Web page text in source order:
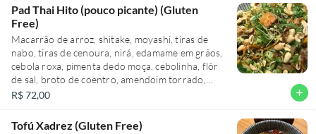
Pad Thai Hito (pouco picante) (Gluten
Free)
Macarrão de arroz, shitake, moyashi, tiras de
nabo, tiras de cenoura, nirá, edamame em grãos,
cebola roxa, pimenta dedo moça, cebolinha, flôr
de sal, broto de coentro, amendoim torrado,
raspas de limão siciliano e molho pad thai vegano,
amendoim
R$ 72,00 add
Tofú Xadrez (Gluten Free)